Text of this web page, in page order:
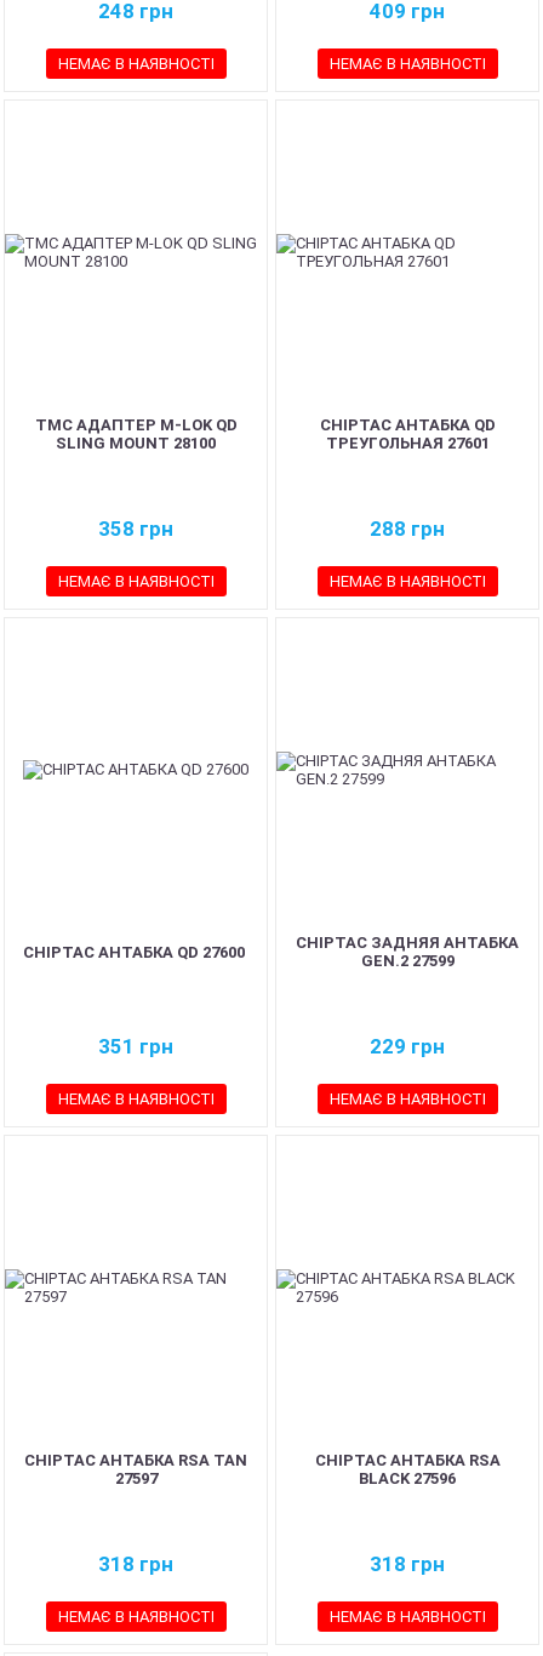
248 грн
НЕМАЄ В НАЯВНОСТІ
409 грн
НЕМАЄ В НАЯВНОСТІ
TMC АДАПТЕР M-LOK QD
SLING MOUNT 28100
358 грн
НЕМАЄ В НАЯВНОСТІ
CHIPTAC АНТАБКА QD
ТРЕУГОЛЬНАЯ 27601
288 грн
НЕМАЄ В НАЯВНОСТІ
CHIPTAC АНТАБКА QD 27600
351 грн
НЕМАЄ В НАЯВНОСТІ
CHIPTAC ЗАДНЯЯ АНТАБКА
GEN.2 27599
229 грн
НЕМАЄ В НАЯВНОСТІ
CHIPTAC АНТАБКА RSA TAN
27597
318 грн
НЕМАЄ В НАЯВНОСТІ
CHIPTAC АНТАБКА RSA
BLACK 27596
318 грн
НЕМАЄ В НАЯВНОСТІ